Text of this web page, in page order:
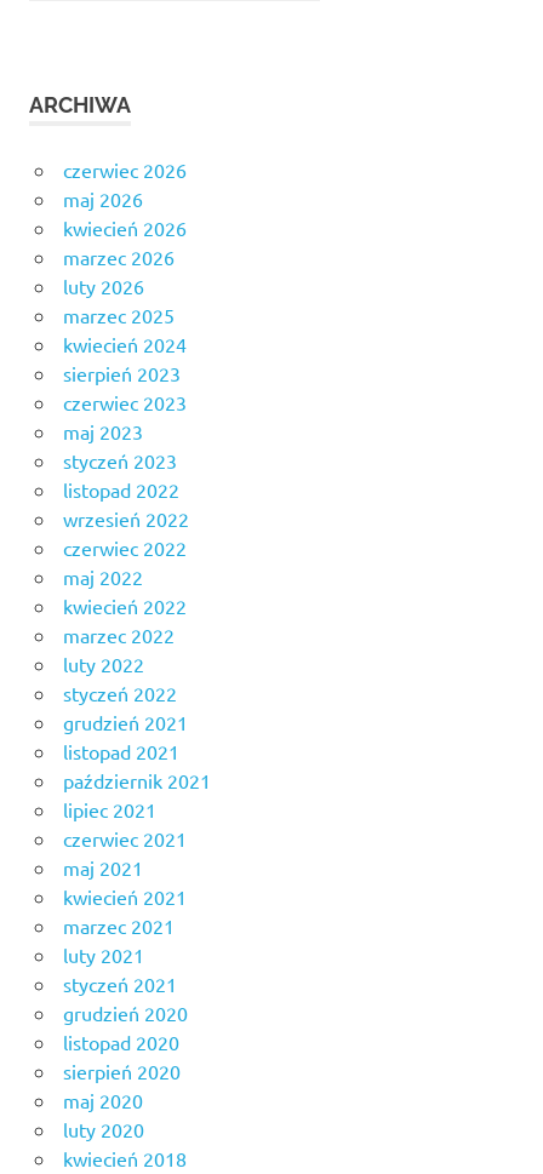
ARCHIWA
czerwiec 2026
maj 2026
kwiecień 2026
marzec 2026
luty 2026
marzec 2025
kwiecień 2024
sierpień 2023
czerwiec 2023
maj 2023
styczeń 2023
listopad 2022
wrzesień 2022
czerwiec 2022
maj 2022
kwiecień 2022
marzec 2022
luty 2022
styczeń 2022
grudzień 2021
listopad 2021
październik 2021
lipiec 2021
czerwiec 2021
maj 2021
kwiecień 2021
marzec 2021
luty 2021
styczeń 2021
grudzień 2020
listopad 2020
sierpień 2020
maj 2020
luty 2020
kwiecień 2018